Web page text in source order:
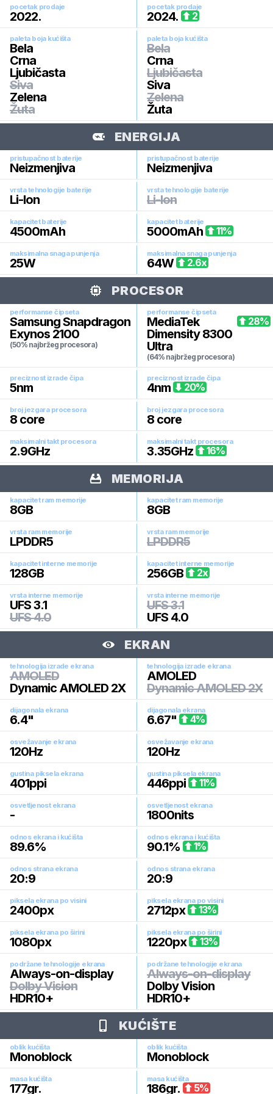
pocetak prodaje
2022.
pocetak prodaje
2024. 2
paleta boja kućišta
Bela
Crna
Ljubičasta
Siva
Zelena
Žuta
paleta boja kućišta
Bela
Crna
Ljubičasta
Siva
Zelena
Žuta
ENERGIJA
pristupačnost baterije
Neizmenjiva
pristupačnost baterije
Neizmenjiva
vrsta tehnologije baterije
Li-Ion
vrsta tehnologije baterije
Li-Ion
kapacitet baterije
4500mAh
kapacitet baterije
5000mAh 11%
maksimalna snaga punjenja
25W
maksimalna snaga punjenja
64W 2.6x
PROCESOR
performanse čipseta
Samsung Snapdragon
Exynos 2100
(50% najbržeg procesora)
performanse čipseta
MediaTek
Dimensity 8300
Ultra
(64% najbržeg procesora)
28%
preciznost izrade čipa
5nm
preciznost izrade čipa
4nm 20%
broj jezgara procesora
8 core
broj jezgara procesora
8 core
maksimalni takt procesora
2.9GHz
maksimalni takt procesora
3.35GHz 16%
MEMORIJA
kapacitet ram memorije
8GB
kapacitet ram memorije
8GB
vrsta ram memorije
LPDDR5
vrsta ram memorije
LPDDR5
kapacitet interne memorije
128GB
kapacitet interne memorije
256GB 2x
vrsta interne memorije
UFS 3.1
UFS 4.0
vrsta interne memorije
UFS 3.1
UFS 4.0
EKRAN
tehnologija izrade ekrana
AMOLED
Dynamic AMOLED 2X
tehnologija izrade ekrana
AMOLED
Dynamic AMOLED 2X
dijagonala ekrana
6.4"
dijagonala ekrana
6.67" 4%
osvežavanje ekrana
120Hz
osvežavanje ekrana
120Hz
gustina piksela ekrana
401ppi
gustina piksela ekrana
446ppi 11%
osvetljenost ekrana
-
osvetljenost ekrana
1800nits
odnos ekrana i kućišta
89.6%
odnos ekrana i kućišta
90.1% 1%
odnos strana ekrana
20:9
odnos strana ekrana
20:9
piksela ekrana po visini
2400px
piksela ekrana po visini
2712px 13%
piksela ekrana po širini
1080px
piksela ekrana po širini
1220px 13%
podržane tehnologije ekrana
Always-on-display
Dolby Vision
HDR10+
podržane tehnologije ekrana
Always-on-display
Dolby Vision
HDR10+
KUĆIŠTE
oblik kućišta
Monoblock
oblik kućišta
Monoblock
masa kućišta
177gr.
masa kućišta
186gr. 5%